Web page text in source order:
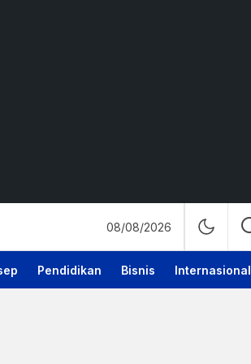
08/08/2026
Pendidikan Bisnis Internasional